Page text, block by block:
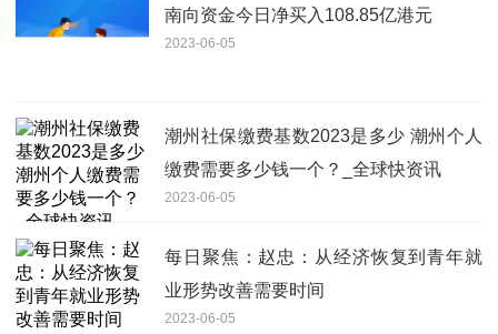
南向资金今日净买入108.85亿港元
2023-06-05
潮州社保缴费基数2023是多少 潮州个人
缴费需要多少钱一个？_全球快资讯
2023-06-05
每日聚焦：赵忠：从经济恢复到青年就
业形势改善需要时间
2023-06-05